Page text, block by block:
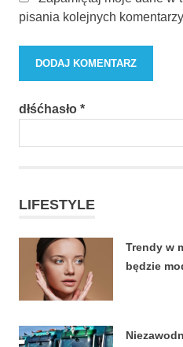
pisania kolejnych
dłśćhasło *
LIFESTYLE
Trendy w
będzie